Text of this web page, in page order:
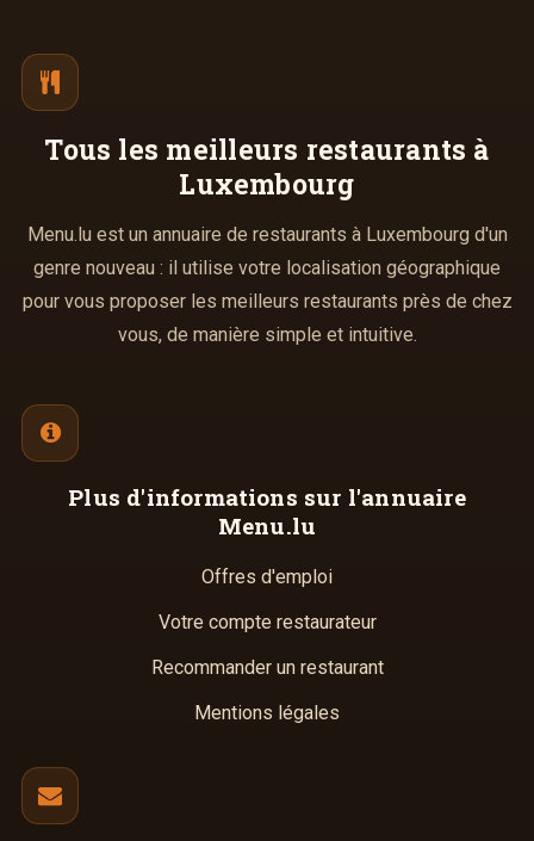
Tous les meilleurs restaurants à
Luxembourg
Menu.lu est un annuaire de restaurants à Luxembourg d'un
genre nouveau : il utilise votre localisation géographique
pour vous proposer les meilleurs restaurants près de chez
vous, de manière simple et intuitive.
Plus d'informations sur l'annuaire
Menu.lu
Offres d'emploi
Votre compte restaurateur
Recommander un restaurant
Mentions légales